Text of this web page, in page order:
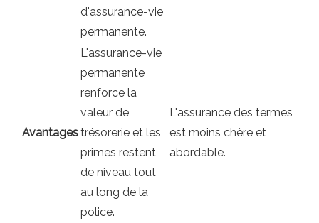
d'assurance-vie
permanente.
Avantages
L'assurance-vie
permanente
renforce la
valeur de
trésorerie et les
primes restent
de niveau tout
au long de la
police.
L'assurance des termes
est moins chère et
abordable.